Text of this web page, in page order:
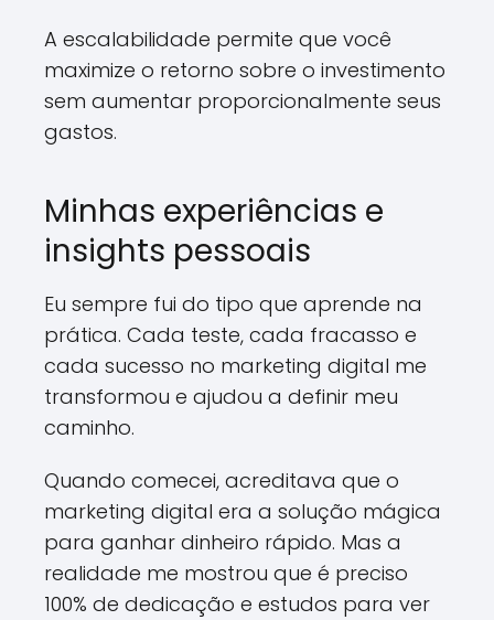
A escalabilidade permite que você
maximize o retorno sobre o investimento
sem aumentar proporcionalmente seus
gastos.
Minhas experiências e
insights pessoais
Eu sempre fui do tipo que aprende na
prática. Cada teste, cada fracasso e
cada sucesso no marketing digital me
transformou e ajudou a definir meu
caminho.
Quando comecei, acreditava que o
marketing digital era a solução mágica
para ganhar dinheiro rápido. Mas a
realidade me mostrou que é preciso
100% de dedicação e estudos para ver